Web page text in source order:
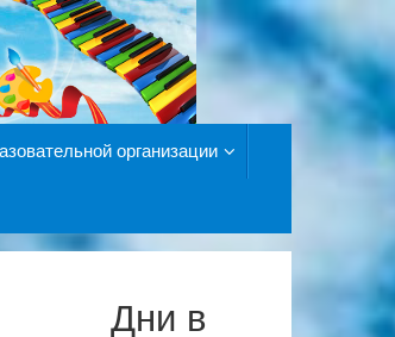
организации
Дни в